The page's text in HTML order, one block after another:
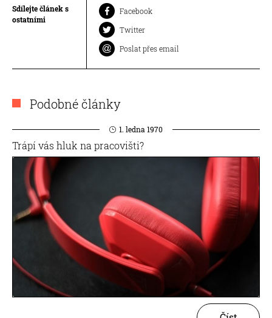
Sdílejte článek s
ostatními
Facebook
Twitter
Poslat přes email
Podobné články
1. ledna 1970
Trápí vás hluk na pracovišti?